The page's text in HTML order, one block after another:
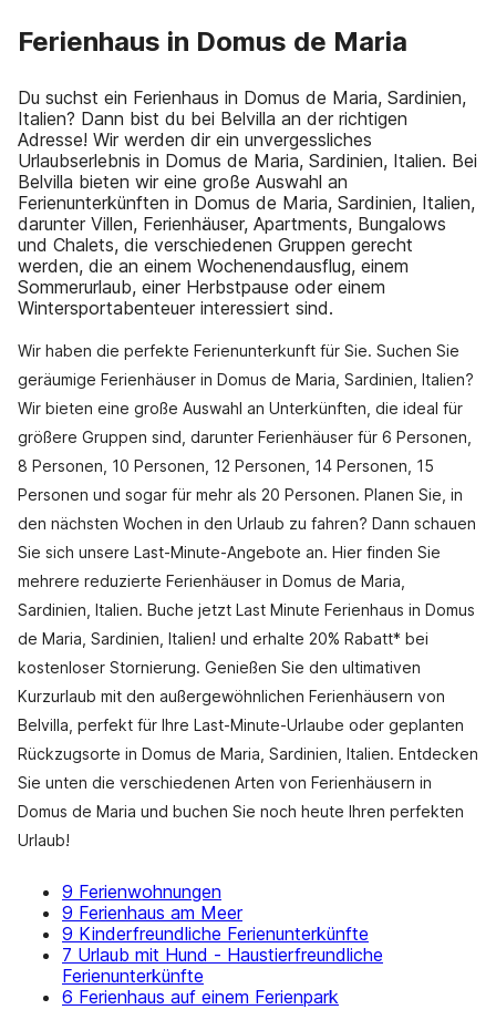
Ferienhaus in Domus de Maria
Du suchst ein Ferienhaus in Domus de Maria, Sardinien,
Italien? Dann bist du bei Belvilla an der richtigen
Adresse! Wir werden dir ein unvergessliches
Urlaubserlebnis in Domus de Maria, Sardinien, Italien. Bei
Belvilla bieten wir eine große Auswahl an
Ferienunterkünften in Domus de Maria, Sardinien, Italien,
darunter Villen, Ferienhäuser, Apartments, Bungalows
und Chalets, die verschiedenen Gruppen gerecht
werden, die an einem Wochenendausflug, einem
Sommerurlaub, einer Herbstpause oder einem
Wintersportabenteuer interessiert sind.
Wir haben die perfekte Ferienunterkunft für Sie. Suchen Sie
geräumige Ferienhäuser in Domus de Maria, Sardinien, Italien?
Wir bieten eine große Auswahl an Unterkünften, die ideal für
größere Gruppen sind, darunter Ferienhäuser für 6 Personen,
8 Personen, 10 Personen, 12 Personen, 14 Personen, 15
Personen und sogar für mehr als 20 Personen. Planen Sie, in
den nächsten Wochen in den Urlaub zu fahren? Dann schauen
Sie sich unsere Last-Minute-Angebote an. Hier finden Sie
mehrere reduzierte Ferienhäuser in Domus de Maria,
Sardinien, Italien. Buche jetzt Last Minute Ferienhaus in Domus
de Maria, Sardinien, Italien! und erhalte 20% Rabatt* bei
kostenloser Stornierung. Genießen Sie den ultimativen
Kurzurlaub mit den außergewöhnlichen Ferienhäusern von
Belvilla, perfekt für Ihre Last-Minute-Urlaube oder geplanten
Rückzugsorte in Domus de Maria, Sardinien, Italien. Entdecken
Sie unten die verschiedenen Arten von Ferienhäusern in
Domus de Maria und buchen Sie noch heute Ihren perfekten
Urlaub!
9 Ferienwohnungen
9 Ferienhaus am Meer
9 Kinderfreundliche Ferienunterkünfte
7 Urlaub mit Hund - Haustierfreundliche
Ferienunterkünfte
6 Ferienhaus auf einem Ferienpark